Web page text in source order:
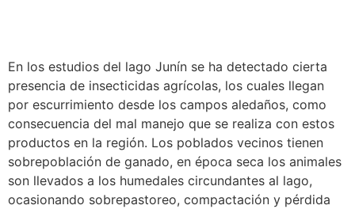
En los estudios del lago Junín se ha detectado cierta
presencia de insecticidas agrícolas, los cuales llegan
por escurrimiento desde los campos aledaños, como
consecuencia del mal manejo que se realiza con estos
productos en la región. Los poblados vecinos tienen
sobrepoblación de ganado, en época seca los animales
son llevados a los humedales circundantes al lago,
ocasionando sobrepastoreo, compactación y pérdida